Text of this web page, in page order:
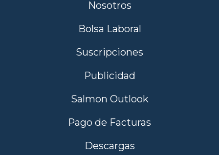
Nosotros
Bolsa Laboral
Suscripciones
Publicidad
Salmon Outlook
Pago de Facturas
Descargas